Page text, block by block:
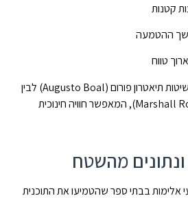
קטנות
ההטמעה
טווח
גישתו מבוססת על שילוב בין שיטות תיאטרון פורום (Augusto Boal) לבין
תקשורת מקרבת (Marshall Rosenberg), המאפשר חוויה חינוכית
מהשטח